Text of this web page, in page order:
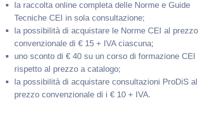
la raccolta online completa delle Norme e Guide
Tecniche CEI in sola consultazione;
la possibilità di acquistare le Norme CEI al prezzo
convenzionale di € 15 + IVA ciascuna;
uno sconto di € 40 su un corso di formazione CEI
rispetto al prezzo a catalogo;
la possibilità di acquistare consultazioni ProDiS al
prezzo convenzionale di i € 10 + IVA.